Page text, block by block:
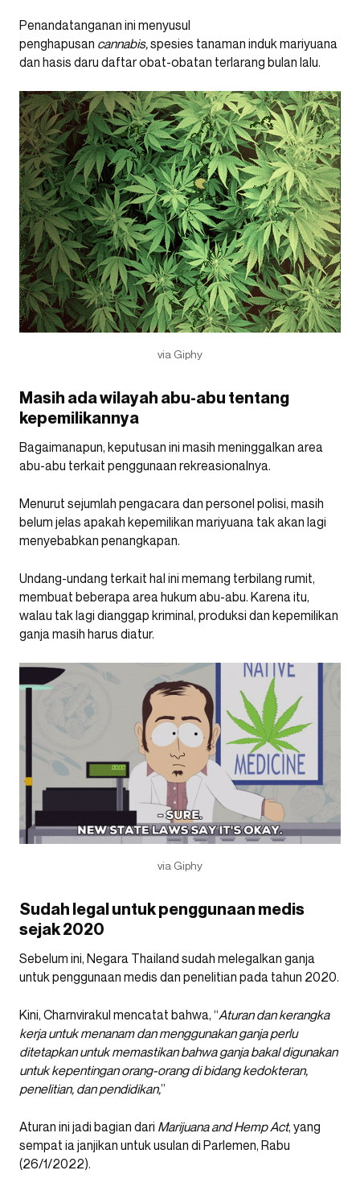
Penandatanganan ini menyusul
penghapusan cannabis,spesies tanaman induk mariyuana
dan hasis daru daftar obat-obatan terlarang bulan lalu.
via Giphy
Masih ada wilayah abu-abu tentang
kepemilikannya
Bagaimanapun, keputusan ini masih meninggalkan area
abu-abu terkait penggunaan rekreasionalnya.
Menurut sejumlah pengacara dan personel polisi, masih
belum jelas apakah kepemilikan mariyuana tak akan lagi
menyebabkan penangkapan.
Undang-undang terkait hal ini memang terbilang rumit,
membuat beberapa area hukum abu-abu. Karena itu,
walau tak lagi dianggap kriminal, produksi dan kepemilikan
ganja masih harus diatur.
via Giphy
Sudah legal untuk penggunaan medis
sejak 2020
Sebelum ini, Negara Thailand sudah melegalkan ganja
untuk penggunaan medis dan penelitian pada tahun 2020.
Kini, Charnvirakul mencatat bahwa, “Aturan dan kerangka
kerja untuk menanam dan menggunakan ganja perlu
ditetapkan untuk memastikan bahwa ganja bakal digunakan
untuk kepentingan orang-orang di bidang kedokteran,
penelitian, dan pendidikan,”
Aturan ini jadi bagian dari Marijuana and Hemp Act, yang
sempat ia janjikan untuk usulan di Parlemen, Rabu
(26/1/2022).